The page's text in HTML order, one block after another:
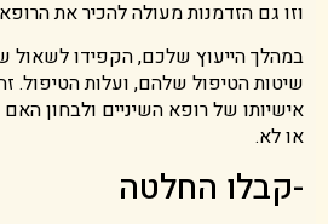
וזו גם הזדמנות מעולה להכיר את
במהלך הייעוץ שלכם, הקפידו לשאול
שיטות הטיפול שלהם, ועלות הטיפול.
אישיותו של רופא השיניים ולבחון
או לא.
-קבלו החלטה